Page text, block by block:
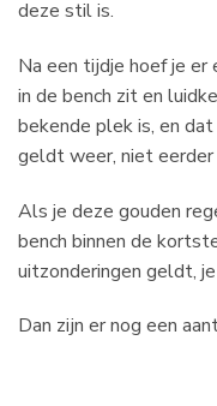
deze stil is.
Na een tijdje hoef je
in de bench zit en
bekende plek is, en
geldt weer, niet
Als je deze gouden
bench binnen de
uitzonderingen geldt,
Dan zijn er nog een